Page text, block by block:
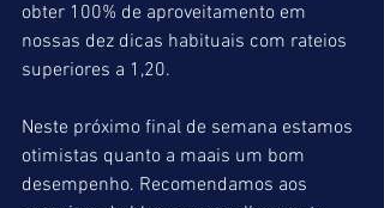
obter 100% de aproveitamento em
nossas dez dicas habituais com rateios
superiores a 1,20.
Neste próximo final de semana estamos
otimistas quanto a maais um bom
desempenho. Recomendamos aos